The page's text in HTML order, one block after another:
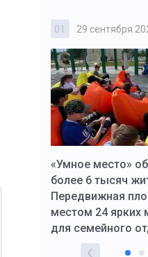
01 29 сентября
«Умное место»
более 6 тысяч
Передвижная
местом 24 ярких
для семейного